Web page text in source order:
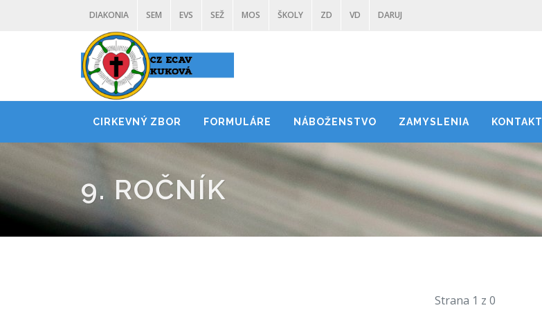
DIAKONIA SEM EVS SEŽ MOS ŠKOLY ZD VD DARUJ
CIRKEVNÝ ZBOR FORMULÁRE NÁBOŽENSTVO ZAMYSLENIA KONTAKT
9. ROČNÍK
Strana 1 z 0